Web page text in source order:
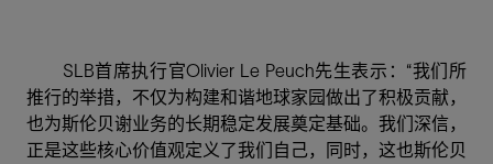
SLB首席执行官Olivier Le Peuch先生表示：“我们所
推行的举措，不仅为构建和谐地球家园做出了积极贡献，
也为斯伦贝谢业务的长期稳定发展奠定基础。我们深信，
正是这些核心价值观定义了我们自己，同时，这也斯伦贝